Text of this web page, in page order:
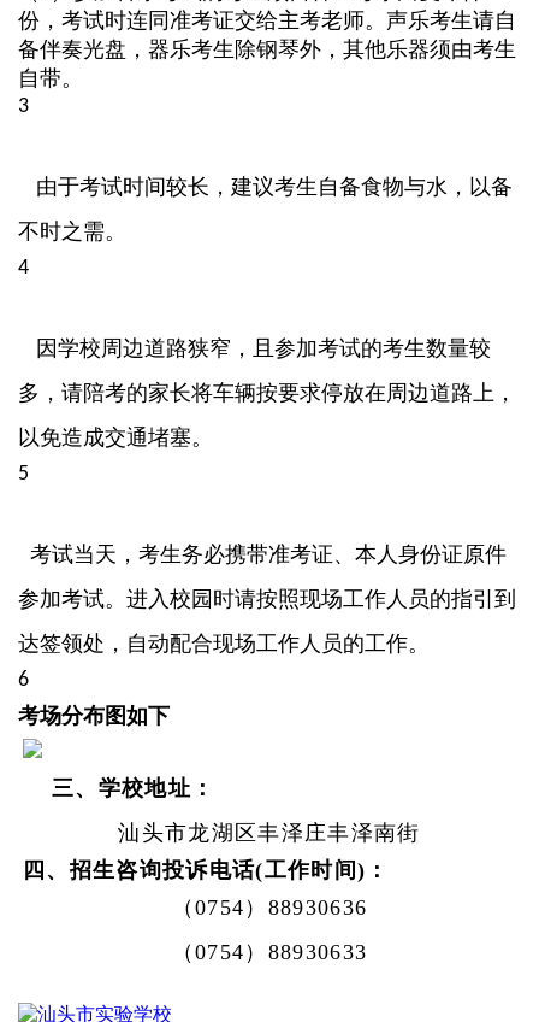
份，考试时连同准考证交给主考老师。声乐考生请自
备伴奏光盘，器乐考生除钢琴外，其他乐器须由考生
自带。
3
由于考试时间较长，建议考生自备食物与水，以备
不时之需。
4
因学校周边道路狭窄，且参加考试的考生数量较
多，请陪考的家长将车辆按要求停放在周边道路上，
以免造成交通堵塞。
5
考试当天，考生务必携带准考证、本人身份证原件
参加考试。进入校园时请按照现场工作人员的指引到
达签领处，自动配合现场工作人员的工作。
6
考场分布图如下
三、学校地址：
汕头市龙湖区丰泽庄丰泽南街
四、招生咨询投诉电话(工作时间)：
（ 0754）88930636
（ 0754）88930633